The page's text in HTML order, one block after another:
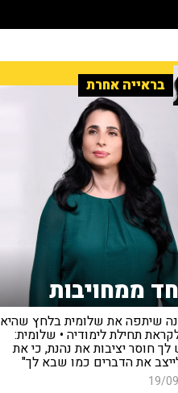
בראייה אחרת
ממחויבות
שיתפה את שלומית בלחץ שהיא
תחילת לימודיה • שלומית:
חוסר יציבות את נהנת, כי את
את הדברים כמו שבא לך"
19/